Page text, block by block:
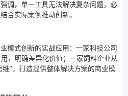
调，单一工具无法解决复杂问题，必
合实际案例推动创新。
模式创新的实战应用：一家科技公司
，明确差异化价值；一家饲料企业从
维”，打造提供整体解决方案的商业模